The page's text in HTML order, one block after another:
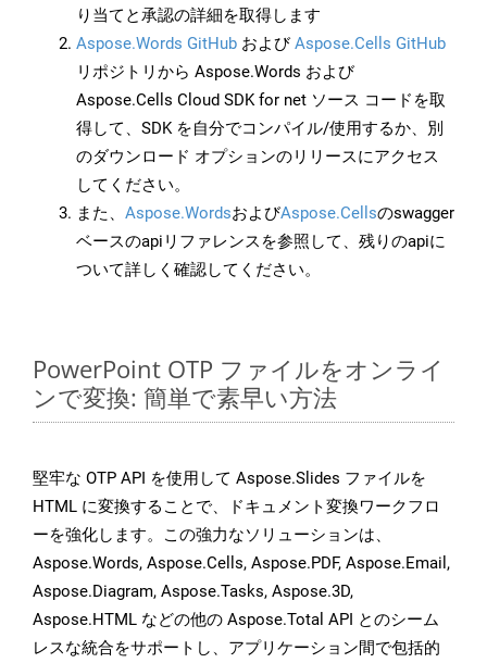
り当てと承認の詳細を取得します
Aspose.Words GitHub およびAspose.Cells GitHub
リポジトリから Aspose.Words および
Aspose.Cells Cloud SDK for net ソース コードを取
得して、SDK を自分でコンパイル/使用するか、別
のダウンロード オプションのリリースにアクセス
してください。
また、 Aspose.WordsおよびAspose.Cellsのswagger
ベースのapiリファレンスを参照して、残りのapiに
ついて詳しく確認してください。
PowerPoint OTP ファイルをオンライ
ンで変換: 簡単で素早い方法
堅牢な OTP API を使用して Aspose.Slides ファイルを
HTML に変換することで、ドキュメント変換ワークフロ
ーを強化します。この強力なソリューションは、
Aspose.Words, Aspose.Cells, Aspose.PDF, Aspose.Email,
Aspose.Diagram, Aspose.Tasks, Aspose.3D,
Aspose.HTML などの他の Aspose.Total API とのシーム
レスな統合をサポートし、アプリケーション間で包括的